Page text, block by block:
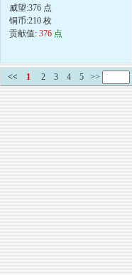
威望:376 点
铜币:210 枚
贡献值: 376 点
<< 1 2 3 4 5 >>